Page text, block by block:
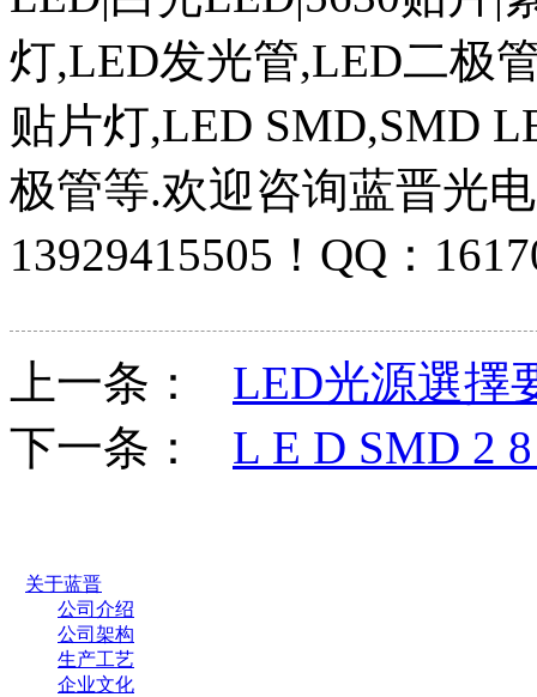
灯,LED发光管,LED二极
贴片灯,LED SMD,SMD
极管等.欢迎咨询蓝晋光
13929415505！QQ：
上一条： LED光源選擇
下一条： L E D SMD 2
关于蓝晋
公司介绍
公司架构
生产工艺
企业文化